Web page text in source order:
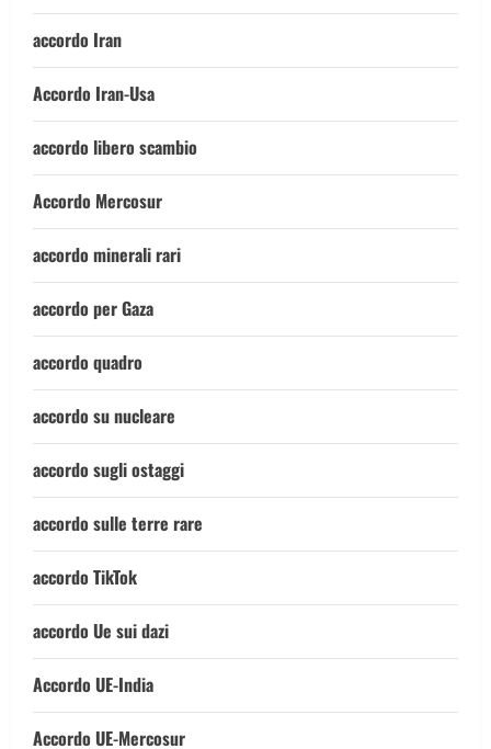
accordo Iran
Accordo Iran-Usa
accordo libero scambio
Accordo Mercosur
accordo minerali rari
accordo per Gaza
accordo quadro
accordo su nucleare
accordo sugli ostaggi
accordo sulle terre rare
accordo TikTok
accordo Ue sui dazi
Accordo UE-India
Accordo UE-Mercosur